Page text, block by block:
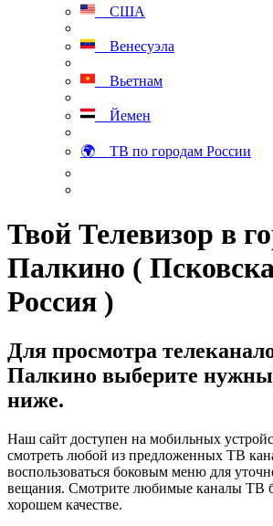
США
Венесуэла
Вьетнам
Йемен
🌍 ТВ по городам России
Твой Телевизор в
Палкино (
Россия )
Для просмотра
Палкино выберите
ниже.
Наш сайт доступен на мобильных
смотреть любой из предложенных ТВ
воспользоваться боковым меню для
вещания. Смотрите любимые каналы ТВ
хорошем качестве.